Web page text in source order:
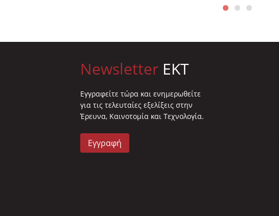
Newsletter EKT
Eγγραφείτε τώρα και ενημερωθείτε
για τις τελευταίες εξελίξεις στην
Έρευνα, Καινοτομία και Τεχνολογία.
Εγγραφή